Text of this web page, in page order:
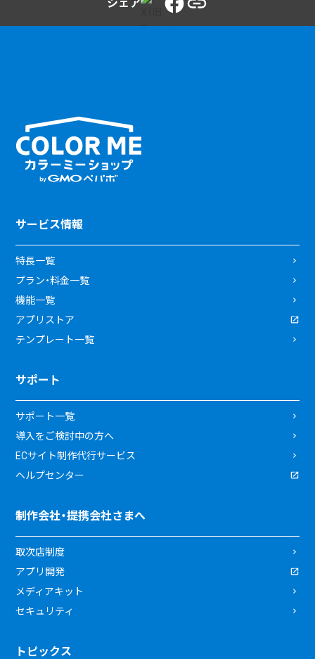
シェア
サービス情報
特長一覧
プラン・料金一覧
機能一覧
アプリストア
テンプレート一覧
サポート
サポート一覧
導入をご検討中の方へ
ECサイト制作代行サービス
ヘルプセンター
制作会社・提携会社さまへ
取次店制度
アプリ開発
メディアキット
セキュリティ
トピックス